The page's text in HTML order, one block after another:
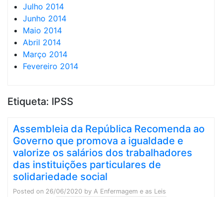
Julho 2014
Junho 2014
Maio 2014
Abril 2014
Março 2014
Fevereiro 2014
Etiqueta: IPSS
Assembleia da República Recomenda ao
Governo que promova a igualdade e
valorize os salários dos trabalhadores
das instituições particulares de
solidariedade social
Posted on 26/06/2020 by A Enfermagem e as Leis